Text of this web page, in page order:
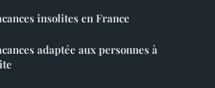
insolites en France
adaptée aux personnes à